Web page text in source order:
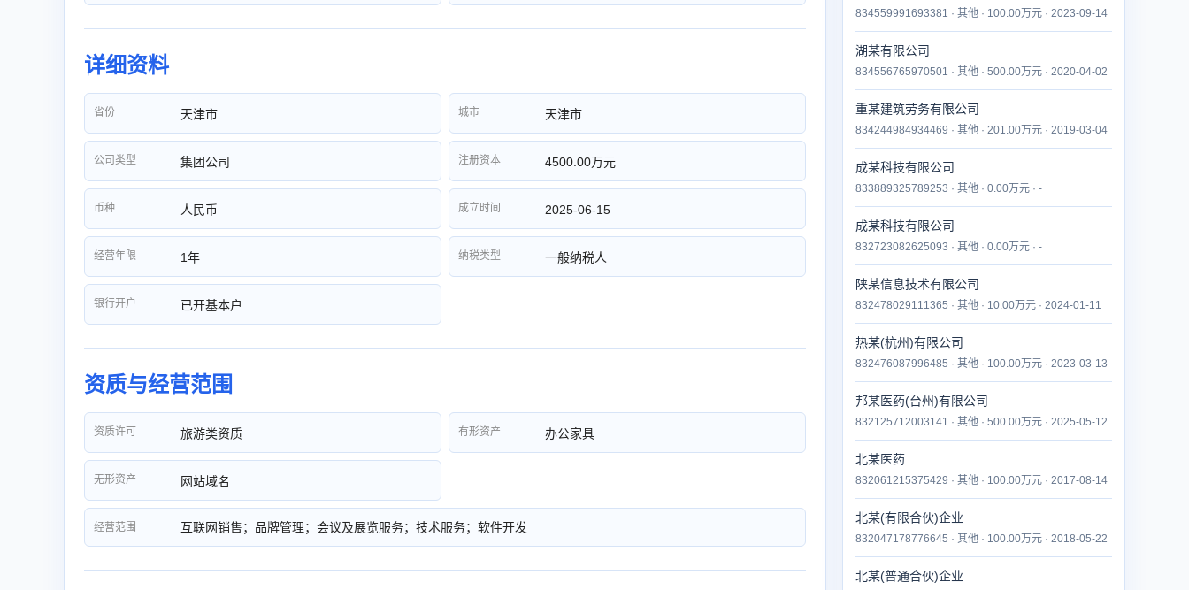
详细资料
省份 天津市 城市 天津市
公司类型 集团公司 注册资本 4500.00万元
币种 人民币 成立时间 2025-06-15
经营年限 1年 纳税类型 一般纳税人
银行开户 已开基本户
资质与经营范围
资质许可 旅游类资质 有形资产 办公家具
无形资产 网站域名
经营范围 互联网销售；品牌管理；会议及展览服务；技术服务；软件开发
834559991693381 · 其他 · 100.00万元 · 2023-09-14
湖某有限公司
834556765970501 · 其他 · 500.00万元 · 2020-04-02
重某建筑劳务有限公司
834244984934469 · 其他 · 201.00万元 · 2019-03-04
成某科技有限公司
833889325789253 · 其他 · 0.00万元 · -
成某科技有限公司
832723082625093 · 其他 · 0.00万元 · -
陕某信息技术有限公司
832478029111365 · 其他 · 10.00万元 · 2024-01-11
热某(杭州)有限公司
832476087996485 · 其他 · 100.00万元 · 2023-03-13
邦某医药(台州)有限公司
832125712003141 · 其他 · 500.00万元 · 2025-05-12
北某医药
832061215375429 · 其他 · 100.00万元 · 2017-08-14
北某(有限合伙)企业
832047178776645 · 其他 · 100.00万元 · 2018-05-22
北某(普通合伙)企业